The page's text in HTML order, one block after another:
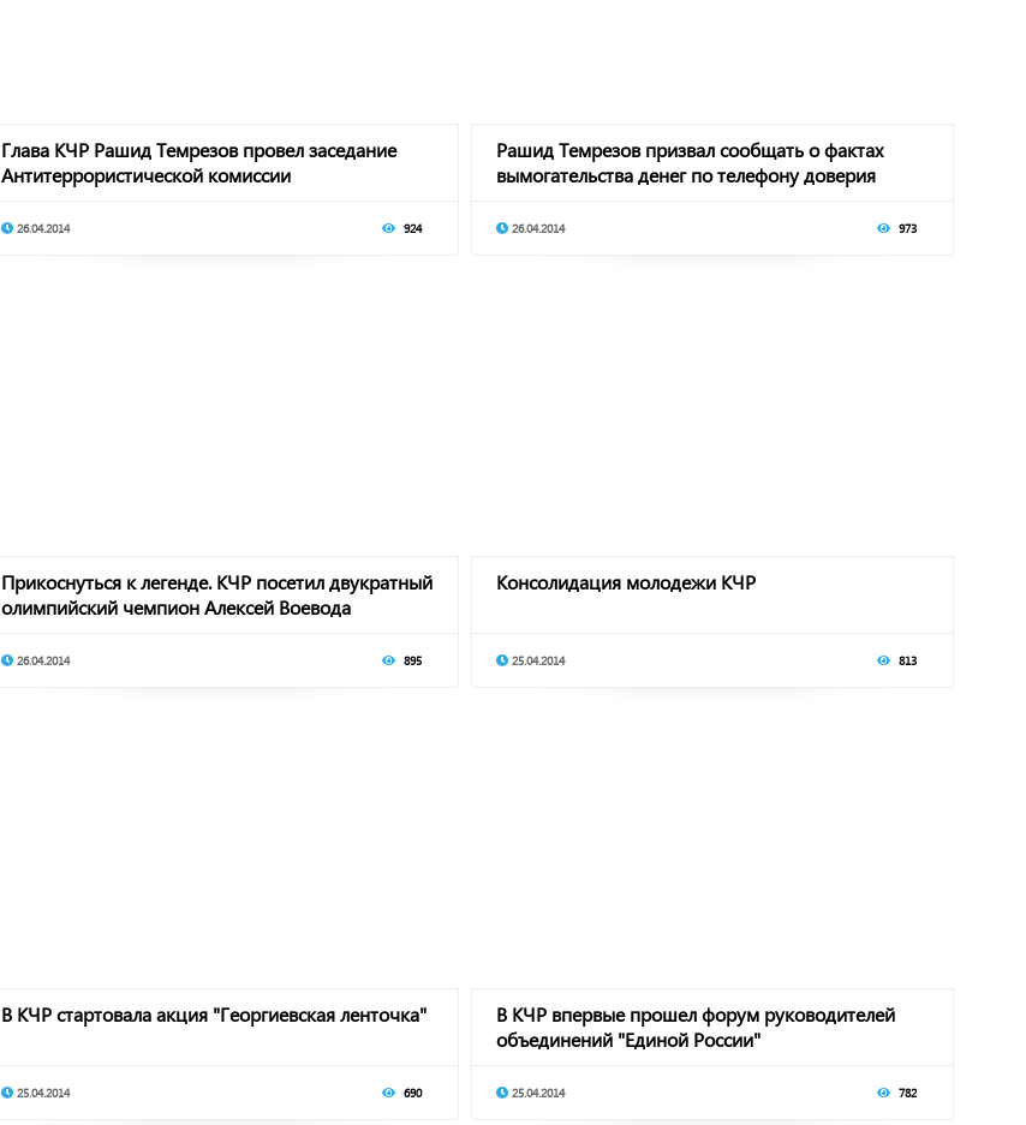
Глава КЧР Рашид Темрезов провел заседание
Антитеррористической комиссии
26.04.2014 924
Рашид Темрезов призвал сообщать о фактах
вымогательства денег по телефону доверия
26.04.2014 973
Прикоснуться к легенде. КЧР посетил двукратный
олимпийский чемпион Алексей Воевода
26.04.2014 895
Консолидация молодежи КЧР
25.04.2014 813
В КЧР стартовала акция "Георгиевская ленточка"
25.04.2014 690
В КЧР впервые прошел форум руководителей
объединений "Единой России"
25.04.2014 782